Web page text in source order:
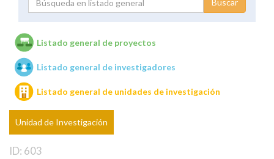
Unidades de investigación
Listado general de proyectos
Listado general de investigadores
Listado general de unidades de investigación
Unidad de Investigación
ID: 603